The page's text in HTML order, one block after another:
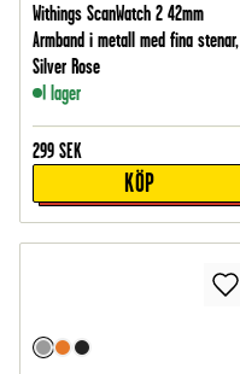
Withings ScanWatch 2 42mm
Armband i metall med fina stenar,
Silver Rose
I lager
299 SEK
KÖP